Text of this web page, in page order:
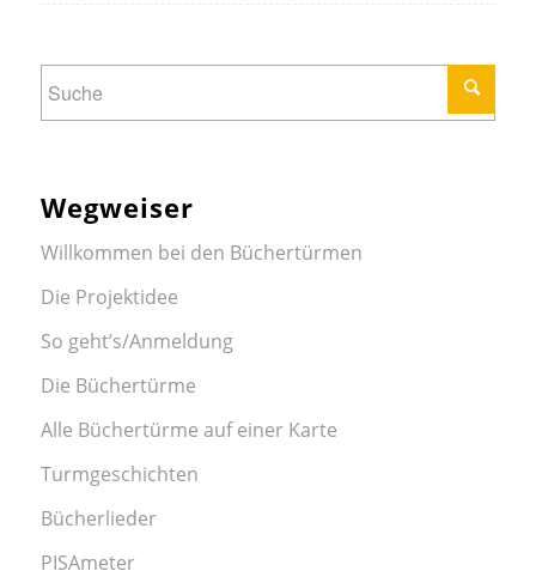
Wegweiser
Willkommen bei den Büchertürmen
Die Projektidee
So geht’s/Anmeldung
Die Büchertürme
Alle Büchertürme auf einer Karte
Turmgeschichten
Bücherlieder
PISAmeter